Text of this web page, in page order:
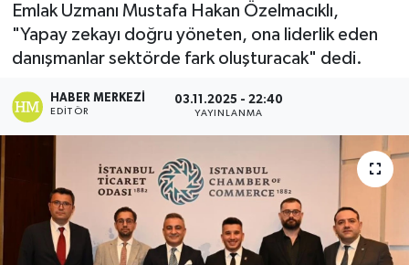
Emlak Uzmanı Mustafa Hakan Özelmacıklı,
"Yapay zekayı doğru yöneten, ona liderlik eden
danışmanlar sektörde fark oluşturacak" dedi.
HABER MERKEZI
EDITÖR
03.11.2025 - 22:40
YAYINLANMA